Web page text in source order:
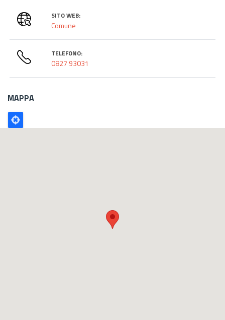
SITO WEB:
Comune
TELEFONO:
0827 93031
MAPPA
Poligono
GEO